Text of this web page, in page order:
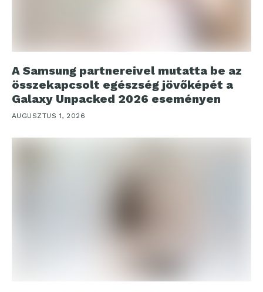
A Samsung partnereivel mutatta be az
összekapcsolt egészség jövőképét a
Galaxy Unpacked 2026 eseményen
AUGUSZTUS 1, 2026